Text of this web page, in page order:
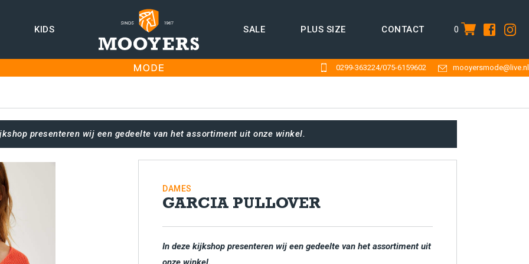
0 item
KIDS SALE PLUS SIZE CONTACT
0299-363224/075-6159602 mooyersmode@live.nl
presenteren wij een gedeelte van het assortiment uit onze winkel.
DAMES
GARCIA PULLOVER
In deze kijkshop presenteren wij een gedeelte van het assortiment uit